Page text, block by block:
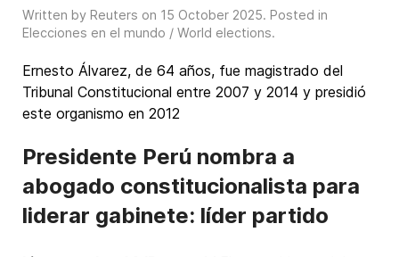
Written by Reuters on 15 October 2025. Posted in
Elecciones en el mundo / World elections.
Ernesto Álvarez, de 64 años, fue magistrado del
Tribunal Constitucional entre 2007 y 2014 y presidió
este organismo en 2012
Presidente Perú nombra a
abogado constitucionalista para
liderar gabinete: líder partido